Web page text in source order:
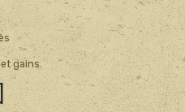
gains.